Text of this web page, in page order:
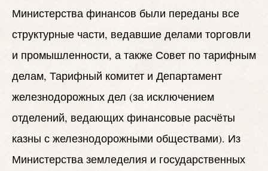
Министерства финансов были переданы все
структурные части, ведавшие делами торговли
и промышленности, а также Совет по тарифным
делам, Тарифный комитет и Департамент
железнодорожных дел (за исключением
отделений, ведающих финансовые расчёты
казны с железнодорожными обществами). Из
Министерства земледелия и государственных